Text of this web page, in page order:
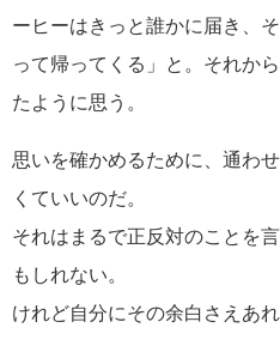
ーヒーはきっと誰かに届き、
って帰ってくる」と。それか
たように思う。
思いを確かめるために、通わ
くていいのだ。
それはまるで正反対のことを
もしれない。
けれど自分にその余白さえあ